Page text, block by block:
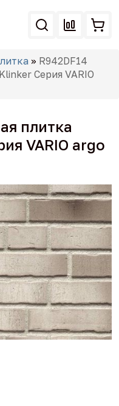
» R942DF14
Серия VARIO
плитка
VARIO argo